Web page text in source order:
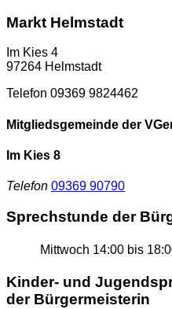
Markt Helmstadt
Im Kies 4
97264 Helmstadt
Telefon 09369 9824462
Mitgliedsgemeinde der
Im Kies 8
Telefon 09369 90790
Sprechstunde der
Mittwoch 14:00 bis
Kinder- und
der Bürgermeisterin